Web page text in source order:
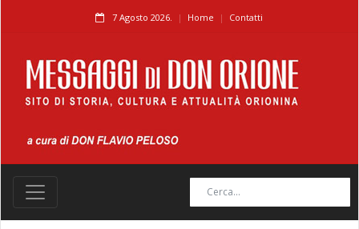
7 Agosto 2026. Home Contatti